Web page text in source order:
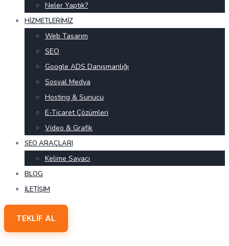
Neler Yaptık?
HIZMETLERIMIZ
Web Tasarım
SEO
Google ADS Danışmanlığı
Sosyal Medya
Hosting & Sunucu
E-Ticaret Çözümleri
Video & Grafik
SEO ARAÇLARI
Kelime Sayacı
BLOG
İLETIŞIM
TEKLIF AL